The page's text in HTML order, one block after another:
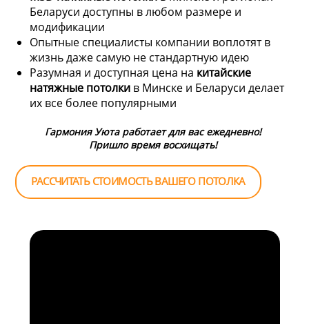
Беларуси доступны в любом размере и
модификации
Опытные специалисты компании воплотят в
жизнь даже самую не стандартную идею
Разумная и доступная цена на китайские
натяжные потолки в Минске и Беларуси делает
их все более популярными
Гармония Уюта работает для вас ежедневно!
Пришло время восхищать!
РАССЧИТАТЬ СТОИМОСТЬ ВАШЕГО ПОТОЛКА